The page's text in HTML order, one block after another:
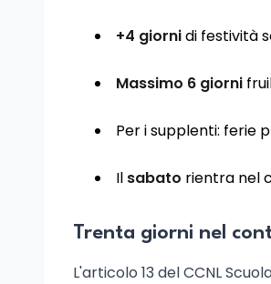
+4 giornidi festività
Massimo 6 giorni
Per i supplenti: ferie
Il sabato rientra nel
Trenta giorni nel
L'articolo 13 del CCNL